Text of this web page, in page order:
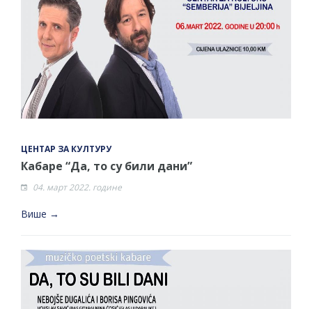
ЦЕНТАР ЗА КУЛТУРУ
Кабаре “Да, то су били дани”
04. март 2022. године
Више →